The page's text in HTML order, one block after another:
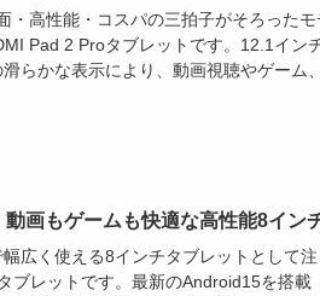
・高性能・コスパの三拍子がそろったモ
Pad 2 Proタブレットです。12.1イン
らかな表示により、動画視聴やゲーム
画もゲームも快適な高性能8イン
広く使える8インチタブレットとして注
ブレットです。最新のAndroid15を搭載